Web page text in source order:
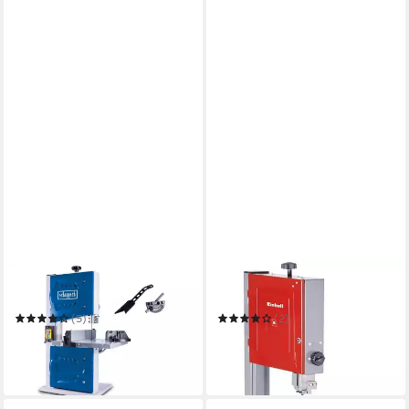
SCHEPPACH
Bandsäge HBS25
(5)
ab 109,00 €
in 3-4 Werktagen bei dir
EINHELL
Bandsäge TC-SB 305 U
(2)
420,45 € UVP
in 6-7 Werktagen bei dir